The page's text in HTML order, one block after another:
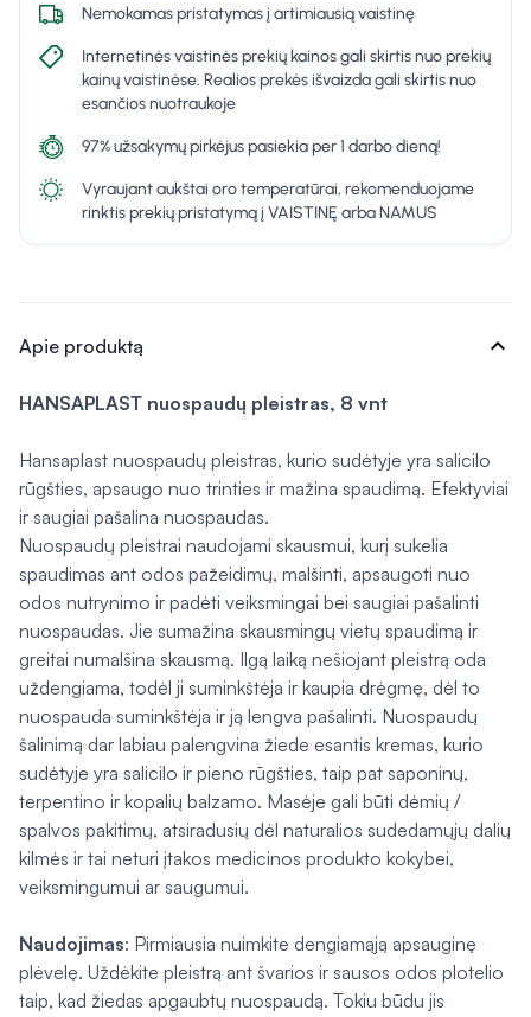
Nemokamas pristatymas į artimiausią vaistinę
Internetinės vaistinės prekių kainos gali skirtis nuo prekių
kainų vaistinėse. Realios prekės išvaizda gali skirtis nuo
esančios nuotraukoje
97% užsakymų pirkėjus pasiekia per 1 darbo dieną!
Vyraujant aukštai oro temperatūrai, rekomenduojame
rinktis prekių pristatymą į VAISTINĘ arba NAMUS
Apie produktą expand_more
HANSAPLAST nuospaudų pleistras, 8 vnt
Hansaplast nuospaudų pleistras, kurio sudėtyje yra salicilo
rūgšties, apsaugo nuo trinties ir mažina spaudimą. Efektyviai
ir saugiai pašalina nuospaudas.
Nuospaudų pleistrai naudojami skausmui, kurį sukelia
spaudimas ant odos pažeidimų, malšinti, apsaugoti nuo
odos nutrynimo ir padėti veiksmingai bei saugiai pašalinti
nuospaudas. Jie sumažina skausmingų vietų spaudimą ir
greitai numalšina skausmą. Ilgą laiką nešiojant pleistrą oda
uždengiama, todėl ji suminkštėja ir kaupia drėgmę, dėl to
nuospauda suminkštėja ir ją lengva pašalinti. Nuospaudų
šalinimą dar labiau palengvina žiede esantis kremas, kurio
sudėtyje yra salicilo ir pieno rūgšties, taip pat saponinų,
terpentino ir kopalių balzamo. Masėje gali būti dėmių /
spalvos pakitimų, atsiradusių dėl naturalios sudedamųjų dalių
kilmės ir tai neturi įtakos medicinos produkto kokybei,
veiksmingumui ar saugumui.
Naudojimas: Pirmiausia nuimkite dengiamąją apsauginę
plėvelę. Uždėkite pleistrą ant švarios ir sausos odos plotelio
taip, kad žiedas apgaubtų nuospaudą. Tokiu būdu jis